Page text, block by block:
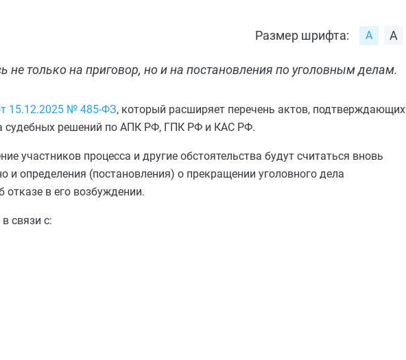
Размер шрифта:
не только на приговор, но и на постановления по уголовным делам.
15.12.2025 № 485-ФЗ, который расширяет перечень актов, подтверждающих
судебных решений по АПК РФ, ГПК РФ и КАС РФ.
участников процесса и другие обстоятельства будут считаться вновь
определения (постановления) о прекращении уголовного дела
отказе в его возбуждении.
связи с: